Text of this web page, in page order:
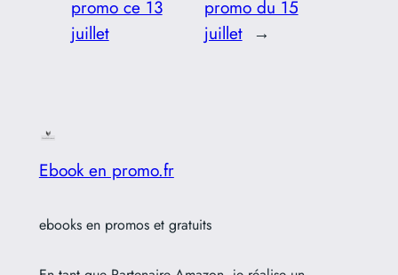
promo ce 13
juillet
promo du 15
juillet →
Ebook en promo.fr
ebooks en promos et gratuits